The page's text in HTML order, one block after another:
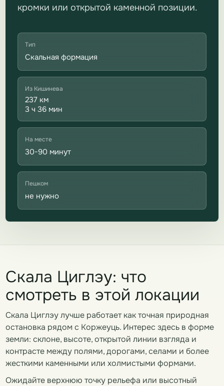
кромки или открытой каменной позиции.
Тип
Скальная формация
Из Кишинева
237 км
3 ч 36 мин
На месте
30-90 минут
Пешком
не нужно
Скала Циглэу: что
смотреть в этой локации
Скала Циглэу лучше работает как точная природная
остановка рядом с Коржеуць. Интерес здесь в форме
земли: склоне, высоте, открытой линии взгляда и
контрасте между полями, дорогами, селами и более
жесткими каменными или холмистыми формами.
Ожидайте верхнюю точку рельефа или высотный